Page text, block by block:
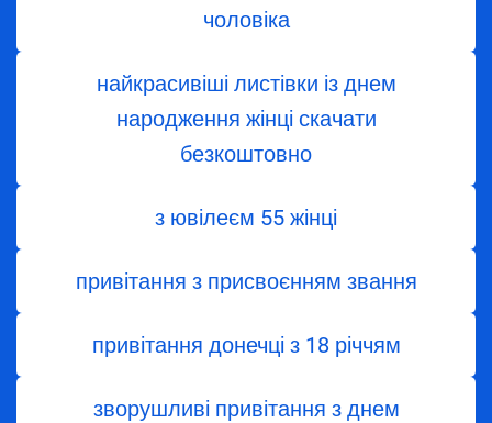
чоловіка
найкрасивіші листівки із днем
народження жінці скачати
безкоштовно
з ювілеєм 55 жінці
привітання з присвоєнням звання
привітання донечці з 18 річчям
зворушливі привітання з днем